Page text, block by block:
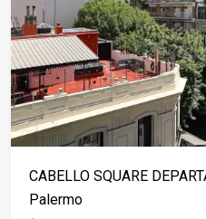
CABELLO SQUARE
Palermo